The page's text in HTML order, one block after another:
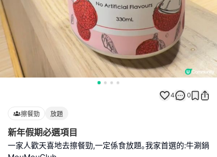
4 0
擦餐勁 放題
新年假期必選項目
一家人歡天喜地去擦餐勁,一定係食放題｡我家首選的:牛涮鍋